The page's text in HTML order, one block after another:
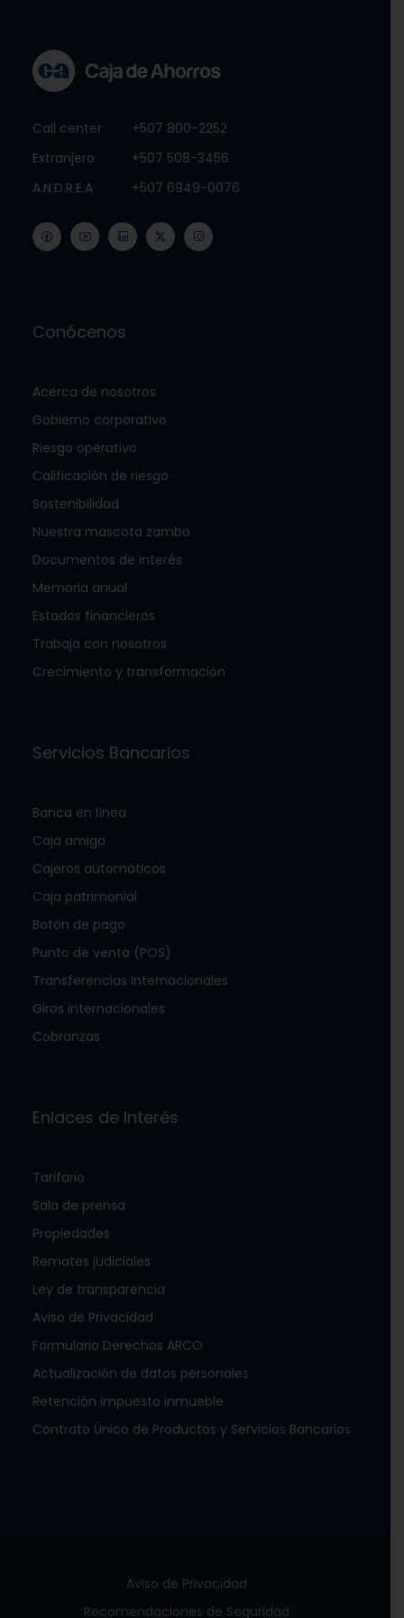
Call center
+507 800-2252
Extranjero
+507 508-3456
A.N.D.R.E.A
+507 6949-0076
Conócenos
Acerca de nosotros
Gobierno corporativo
Riesgo operativo
Calificación de riesgo
Sostenibilidad
Nuestra mascota zambo
Documentos de interés
Memoria anual
Estados financieros
Trabaja con nosotros
Crecimiento y transformación
Servicios Bancarios
Banca en línea
Caja amiga
Cajeros automáticos
Caja patrimonial
Botón de pago
Punto de venta (POS)
Transferencias internacionales
Giros internacionales
Cobranzas
Enlaces de Interés
Tarifario
Sala de prensa
Propiedades
Remates judiciales
Ley de transparencia
Aviso de Privacidad
Formulario Derechos ARCO
Actualización de datos personales
Retención impuesto inmueble
Contrato Único de Productos y Servicios Bancarios
Aviso de Privacidad
Recomendaciones de Seguridad